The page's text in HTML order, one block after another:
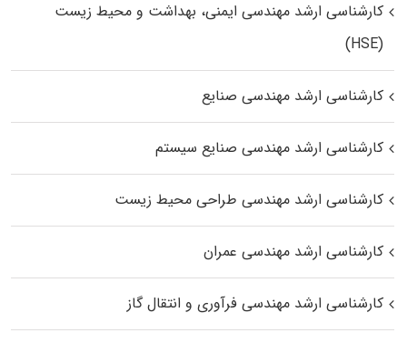
کارشناسی ارشد مهندسی ایمنی، بهداشت و محیط زیست
(HSE)
کارشناسی ارشد مهندسی صنایع
کارشناسی ارشد مهندسی صنایع سیستم
کارشناسی ارشد مهندسی طراحی محیط زیست
کارشناسی ارشد مهندسی عمران
کارشناسی ارشد مهندسی فرآوری و انتقال گاز